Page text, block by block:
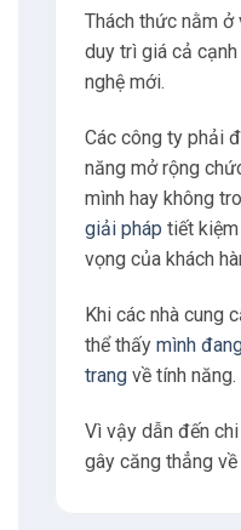
Thách thức nằm
duy trì giá cả
nghệ mới.
Các công ty phải
năng mở rộng
mình hay không
giải pháp tiết
vọng của khách
Khi các nhà cung
thể thấy mình
trangvề tính năng.
Vì vậy dẫn đến
gây căng thẳng về